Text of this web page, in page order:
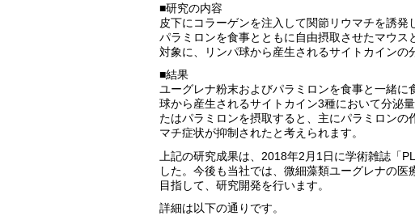
■研究の内容
皮下にコラーゲンを注入して関節リウマチを誘
パラミロンを食事とともに自由摂取させたマウ
対象に、リンパ球から産生されるサイトカインの
■結果
ユーグレナ粉末およびパラミロンを食事と一緒
球から産生されるサイトカイン3種において分泌
たはパラミロンを摂取すると、主にパラミロン
マチ症状が抑制されたと考えられます。
上記の研究成果は、2018年2月1日に学術雑誌「
した。今後も当社では、微細藻類ユーグレナの
目指して、研究開発を行います。
詳細は以下の通りです。